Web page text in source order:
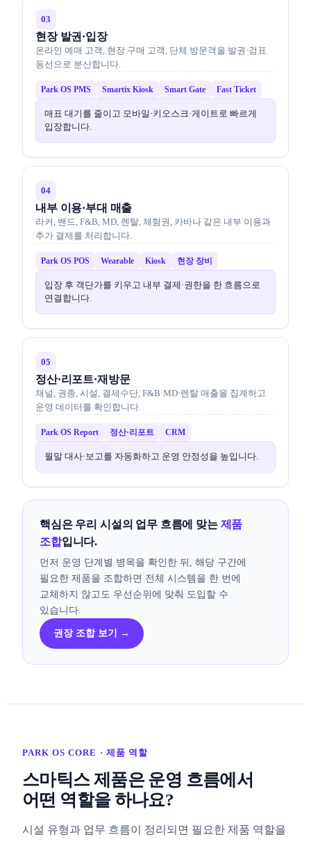
03
현장 발권·입장
온라인 예매 고객, 현장 구매 고객, 단체 방문객을 발권·검표
동선으로 분산합니다.
Park OS PMS Smartix Kiosk Smart Gate Fast Ticket
매표 대기를 줄이고 모바일·키오스크·게이트로 빠르게
입장합니다.
04
내부 이용·부대 매출
라커, 밴드, F&B, MD, 렌탈, 체험권, 카바나 같은 내부 이용과
추가 결제를 처리합니다.
Park OS POS Wearable Kiosk 현장 장비
입장 후 객단가를 키우고 내부 결제·권한을 한 흐름으로
연결합니다.
05
정산·리포트·재방문
채널, 권종, 시설, 결제수단, F&B·MD·렌탈 매출을 집계하고
운영 데이터를 확인합니다.
Park OS Report 정산·리포트 CRM
월말 대사·보고를 자동화하고 운영 안정성을 높입니다.
핵심은 우리 시설의 업무 흐름에 맞는 제품
조합입니다.
먼저 운영 단계별 병목을 확인한 뒤, 해당 구간에
필요한 제품을 조합하면 전체 시스템을 한 번에
교체하지 않고도 우선순위에 맞춰 도입할 수
있습니다.
권장 조합 보기 →
PARK OS CORE · 제품 역할
스마틱스 제품은 운영 흐름에서
어떤 역할을 하나요?
시설 유형과 업무 흐름이 정리되면 필요한 제품 역할을